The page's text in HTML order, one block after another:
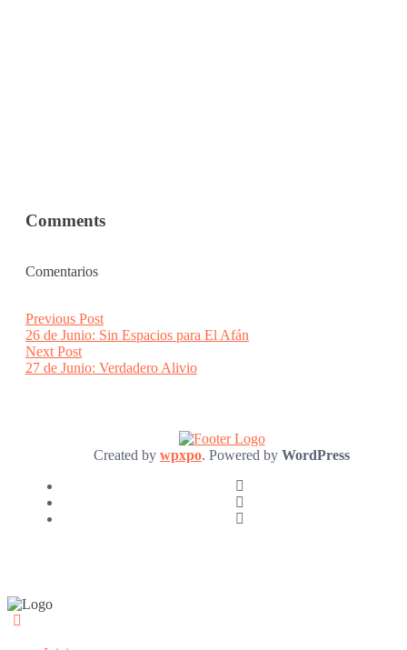
Comments
Comentarios
Post
navigation
Previous PostPrevious
post:
26 de Junio: Sin Espacios para El Afán
Next PostNext
post:
27 de Junio: Verdadero Alivio
Created by wpxpo. Powered by WordPress